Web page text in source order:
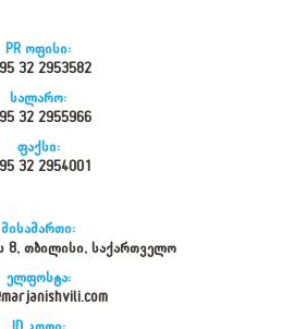
PR ოფისი:
32 2953582
სალარო:
32 2955966
ფაქსი:
32 2954001
მისამართი:
8, თბილისი, საქართველო
ელფოსტა: